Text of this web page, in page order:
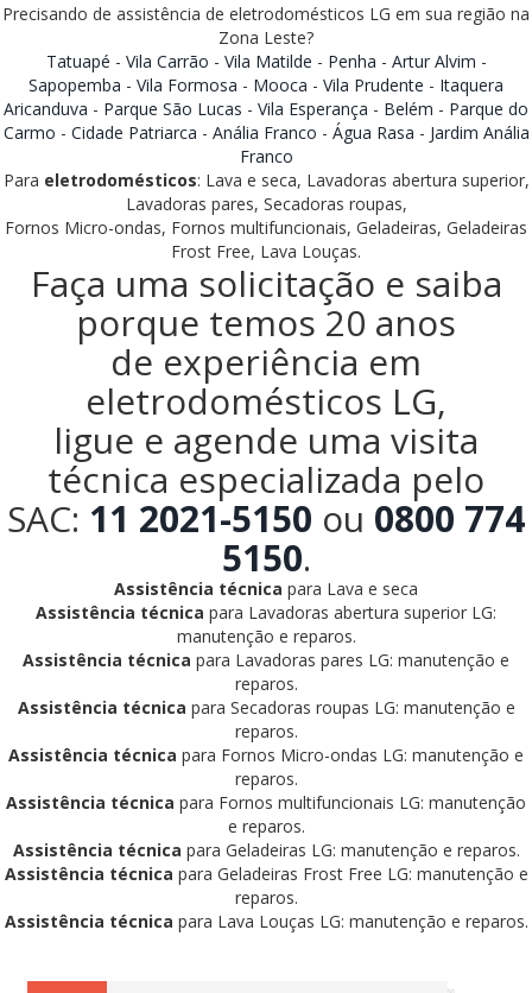
Precisando de assistência de eletrodomésticos LG em sua região na
Zona Leste?
Tatuapé - Vila Carrão - Vila Matilde - Penha - Artur Alvim -
Sapopemba - Vila Formosa - Mooca - Vila Prudente - Itaquera
Aricanduva - Parque São Lucas - Vila Esperança - Belém - Parque do
Carmo - Cidade Patriarca - Anália Franco - Água Rasa - Jardim Anália
Franco
Para eletrodomésticos: Lava e seca, Lavadoras abertura superior,
Lavadoras pares, Secadoras roupas,
Fornos Micro-ondas, Fornos multifuncionais, Geladeiras, Geladeiras
Frost Free, Lava Louças.
Faça uma solicitação e saiba
porque temos 20 anos
de experiência em
eletrodomésticos LG,
ligue e agende uma visita
técnica especializada pelo
SAC: 11 2021-5150 ou 0800 774
5150.
Assistência técnica para Lava e seca
Assistência técnica para Lavadoras abertura superior LG:
manutenção e reparos.
Assistência técnica para Lavadoras pares LG: manutenção e
reparos.
Assistência técnica para Secadoras roupas LG: manutenção e
reparos.
Assistência técnica para Fornos Micro-ondas LG: manutenção e
reparos.
Assistência técnica para Fornos multifuncionais LG: manutenção
e reparos.
Assistência técnica para Geladeiras LG: manutenção e reparos.
Assistência técnica para Geladeiras Frost Free LG: manutenção e
reparos.
Assistência técnica para Lava Louças LG: manutenção e reparos.